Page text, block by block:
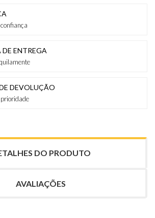
ENTREGA
DEVOLUÇÃO
DO PRODUTO
AVALIAÇÕES